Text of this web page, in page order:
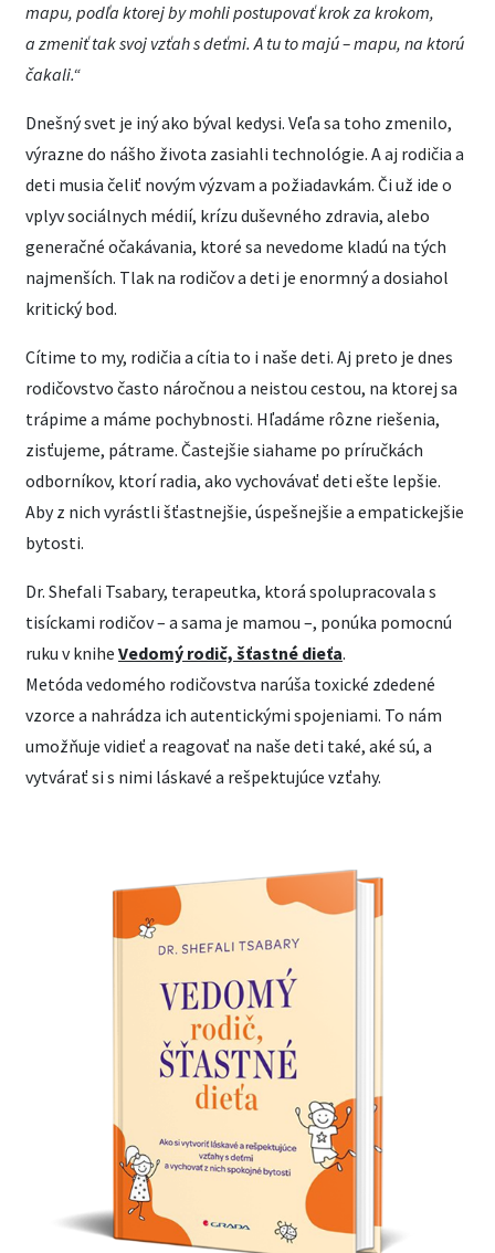
mapu, podľa ktorej by mohli postupovať krok za krokom,
a zmeniť tak svoj vzťah s deťmi. A tu to majú – mapu, na ktorú
čakali.“
Dnešný svet je iný ako býval kedysi. Veľa sa toho zmenilo,
výrazne do nášho života zasiahli technológie. A aj rodičia a
deti musia čeliť novým výzvam a požiadavkám. Či už ide o
vplyv sociálnych médií, krízu duševného zdravia, alebo
generačné očakávania, ktoré sa nevedome kladú na tých
najmenších. Tlak na rodičov a deti je enormný a dosiahol
kritický bod.
Cítime to my, rodičia a cítia to i naše deti. Aj preto je dnes
rodičovstvo často náročnou a neistou cestou, na ktorej sa
trápime a máme pochybnosti. Hľadáme rôzne riešenia,
zisťujeme, pátrame. Častejšie siahame po príručkách
odborníkov, ktorí radia, ako vychovávať deti ešte lepšie.
Aby z nich vyrástli šťastnejšie, úspešnejšie a empatickejšie
bytosti.
Dr. Shefali Tsabary, terapeutka, ktorá spolupracovala s
tisíckami rodičov – a sama je mamou –, ponúka pomocnú
ruku v knihe Vedomý rodič, šťastné dieťa.
Metóda vedomého rodičovstva narúša toxické zdedené
vzorce a nahrádza ich autentickými spojeniami. To nám
umožňuje vidieť a reagovať na naše deti také, aké sú, a
vytvárať si s nimi láskavé a rešpektujúce vzťahy.